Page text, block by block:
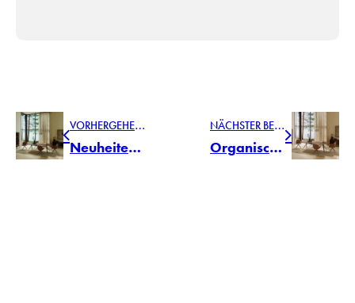
V
ORHERGEHENDER BEITRAG
Neuheiten Pressemappe von TEAM 7
N
ÄCHSTER BEITRAG
Organische Eleganz trifft präzise Linien – die nya Familie von TEAM 7